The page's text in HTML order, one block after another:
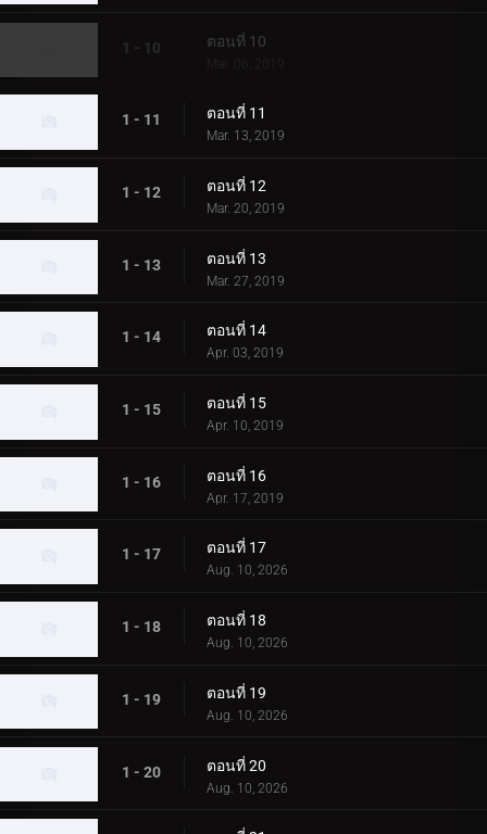
1 - 10 ตอนที่ 10
Mar. 06, 2019
1 - 11 ตอนที่ 11
Mar. 13, 2019
1 - 12 ตอนที่ 12
Mar. 20, 2019
1 - 13 ตอนที่ 13
Mar. 27, 2019
1 - 14 ตอนที่ 14
Apr. 03, 2019
1 - 15 ตอนที่ 15
Apr. 10, 2019
1 - 16 ตอนที่ 16
Apr. 17, 2019
1 - 17 ตอนที่ 17
Aug. 10, 2026
1 - 18 ตอนที่ 18
Aug. 10, 2026
1 - 19 ตอนที่ 19
Aug. 10, 2026
1 - 20 ตอนที่ 20
Aug. 10, 2026